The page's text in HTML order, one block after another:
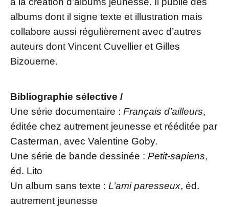
albums dont il signe texte et illustration mais
collabore aussi régulièrement avec d’autres
auteurs dont Vincent Cuvellier et Gilles
Bizouerne.
Bibliographie sélective /
Une série documentaire : Français d’ailleurs,
éditée chez autrement jeunesse et rééditée par
Casterman, avec Valentine Goby.
Une série de bande dessinée : Petit-sapiens,
éd. Lito
Un album sans texte : L’ami paresseux, éd.
autrement jeunesse